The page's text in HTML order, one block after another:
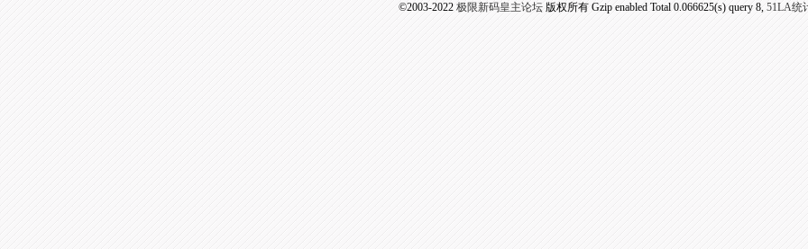
©2003-2022 极限新码皇主论坛版权所有 Gzip enabled Total 0.066625(s) query 8, 51LA统